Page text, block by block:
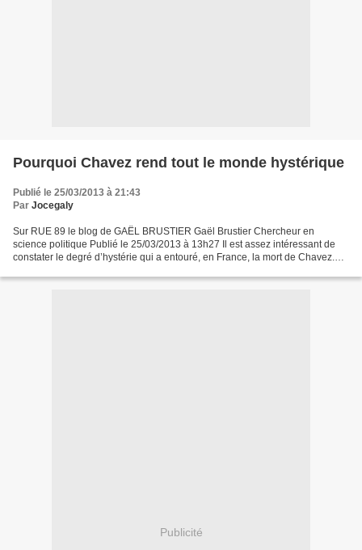
Pourquoi Chavez rend tout le monde hystérique
Publié le 25/03/2013 à 21:43
Par Jocegaly
Sur RUE 89 le blog de GAËL BRUSTIER Gaël Brustier Chercheur en
science politique Publié le 25/03/2013 à 13h27 Il est assez intéressant de
constater le degré d’hystérie qui a entouré, en France, la mort de Chavez.
Publicité